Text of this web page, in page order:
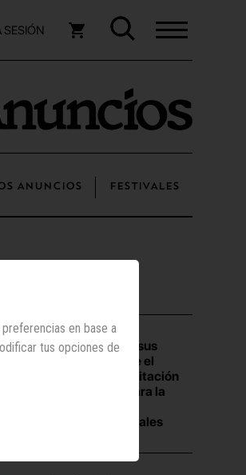
SESIÓN
ANUNCIOS FESTIVALES
AIMC informa a sus
asociados sobre el
‘estado’ de la licitación
de Comscore para la
audiencias digitales
en base a
tus opciones de